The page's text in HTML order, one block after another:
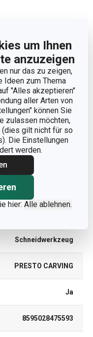
um Ihnen
anzuzeigen
nur das zu zeigen,
Ideen zum Thema
"Alles akzeptieren"
aller Arten von
können Sie
zulassen möchten,
(dies gilt nicht für so
Die Einstellungen
werden.
hier: Alle ablehnen.
4.5
16.5
6
von Obst und
Kunststoff, rostfreier
Schneidwerkzeug
PRESTO CARVING
Ja
8595028475593